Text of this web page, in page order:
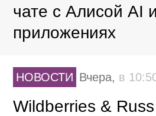
чате с Алисой AI
приложениях
НОВОСТИ Вчера, в
Wildberries & Russ